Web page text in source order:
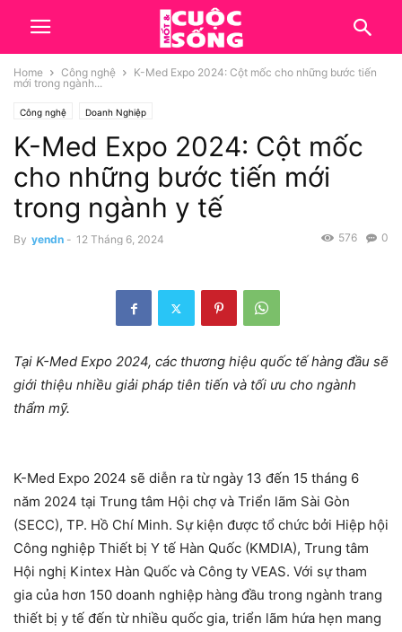
Home Công nghệ
K-Med Expo 2024: Cột mốc cho những bước tiến
mới trong ngành...
Công nghệ Doanh Nghiệp
K-Med Expo 2024: Cột mốc
cho những bước tiến mới
trong ngành y tế
By yendn - 12 Tháng 6, 2024 0
576
Tại K-Med Expo 2024, các thương hiệu quốc tế hàng đầu sẽ
giới thiệu nhiều giải pháp tiên tiến và tối ưu cho ngành
thẩm mỹ.
K-Med Expo 2024 sẽ diễn ra từ ngày 13 đến 15 tháng 6
năm 2024 tại Trung tâm Hội chợ và Triển lãm Sài Gòn
(SECC), TP. Hồ Chí Minh. Sự kiện được tổ chức bởi Hiệp hội
Công nghiệp Thiết bị Y tế Hàn Quốc (KMDIA), Trung tâm
Hội nghị Kintex Hàn Quốc và Công ty VEAS. Với sự tham
gia của hơn 150 doanh nghiệp hàng đầu trong ngành trang
thiết bị y tế đến từ nhiều quốc gia, triển lãm hứa hẹn mang